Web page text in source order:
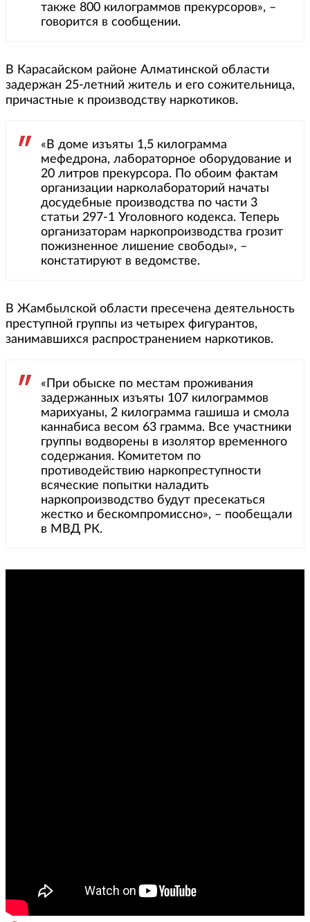
также 800 килограммов прекурсоров», –
говорится в сообщении.
В Карасайском районе Алматинской области
задержан 25-летний житель и его сожительница,
причастные к производству наркотиков.
«В доме изъяты 1,5 килограмма
мефедрона, лабораторное оборудование и
20 литров прекурсора. По обоим фактам
организации нарколабораторий начаты
досудебные производства по части 3
статьи 297-1 Уголовного кодекса. Теперь
организаторам наркопроизводства грозит
пожизненное лишение свободы», –
констатируют в ведомстве.
В Жамбылской области пресечена деятельность
преступной группы из четырех фигурантов,
занимавшихся распространением наркотиков.
«При обыске по местам проживания
задержанных изъяты 107 килограммов
марихуаны, 2 килограмма гашиша и смола
каннабиса весом 63 грамма. Все участники
группы водворены в изолятор временного
содержания. Комитетом по
противодействию наркопреступности
всяческие попытки наладить
наркопроизводство будут пресекаться
жестко и бескомпромиссно», – пообещали
в МВД РК.